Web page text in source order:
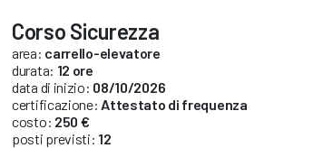
Corso Sicurezza
area: carrello-elevatore
durata: 12 ore
data di inizio: 08/10/2026
certificazione: Attestato di frequenza
costo: 250 €
posti previsti: 12